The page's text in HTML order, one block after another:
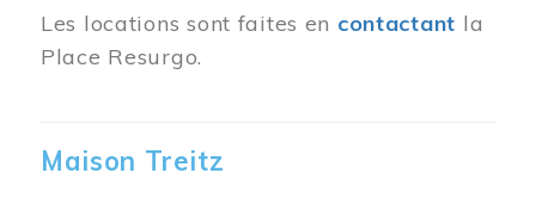
Les locations sont faites en contactant la
Place Resurgo.
Maison Treitz